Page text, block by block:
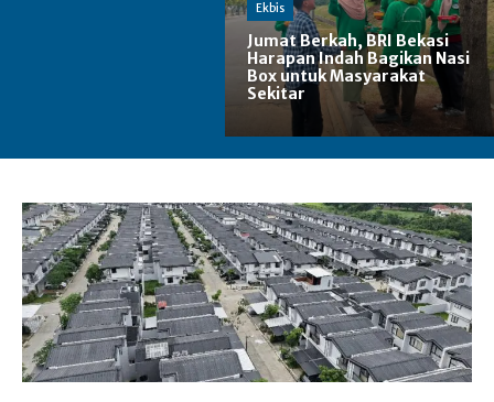
Ekbis
Jumat Berkah, BRI Bekasi
Harapan Indah Bagikan Nasi
Box untuk Masyarakat
Sekitar